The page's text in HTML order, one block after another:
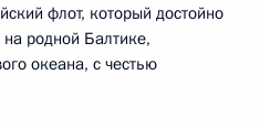
флот, который достойно
родной Балтике,
океана, с честью